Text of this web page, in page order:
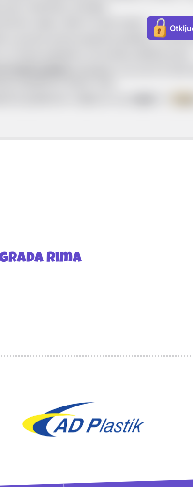
biti dio vojske, štite ih rimski zakoni
su poreze prema popisima građana i
Rima